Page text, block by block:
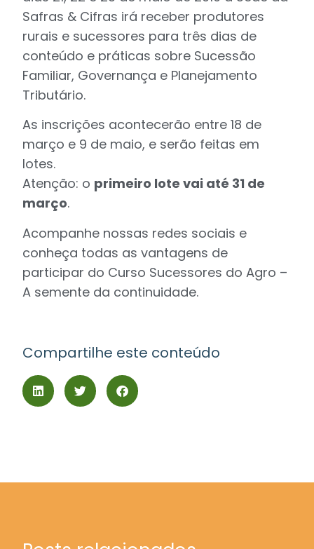
Safras & Cifras irá receber produtores
rurais e sucessores para três dias de
conteúdo e práticas sobre Sucessão
Familiar, Governança e Planejamento
Tributário.
As inscrições acontecerão entre 18 de
março e 9 de maio, e serão feitas em
lotes.
Atenção: o primeiro lote vai até 31 de
março.
Acompanhe nossas redes sociais e
conheça todas as vantagens de
participar do Curso Sucessores do Agro –
A semente da continuidade.
Compartilhe este conteúdo